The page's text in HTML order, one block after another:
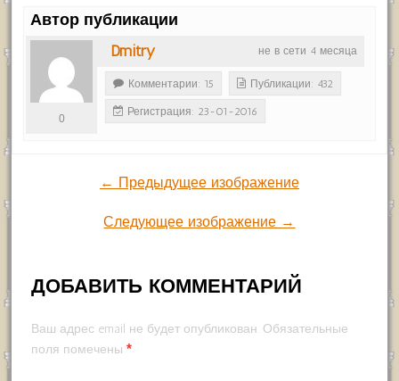
Автор публикации
не в сети 4 месяца
Dmitry
0
Комментарии: 15 Публикации: 432
Регистрация: 23-01-2016
← Предыдущее изображение
Следующее изображение →
ДОБАВИТЬ КОММЕНТАРИЙ
Ваш адрес email не будет опубликован. Обязательные
поля помечены *